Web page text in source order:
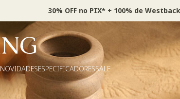
30% OFF no PIX* + 100% de Westback
NOVIDADESESPECIFICADORESSALE